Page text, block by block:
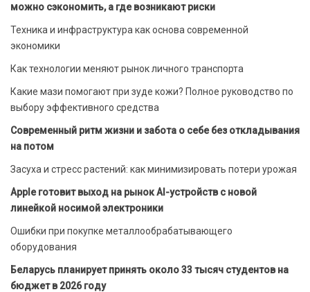
можно сэкономить, а где возникают риски
Техника и инфраструктура как основа современной
экономики
Как технологии меняют рынок личного транспорта
Какие мази помогают при зуде кожи? Полное руководство по
выбору эффективного средства
Современный ритм жизни и забота о себе без откладывания
на потом
Засуха и стресс растений: как минимизировать потери урожая
Apple готовит выход на рынок AI-устройств с новой
линейкой носимой электроники
Ошибки при покупке металлообрабатывающего
оборудования
Беларусь планирует принять около 33 тысяч студентов на
бюджет в 2026 году